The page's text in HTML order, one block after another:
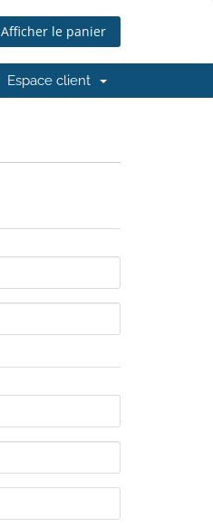
Afficher le panier
Espace client